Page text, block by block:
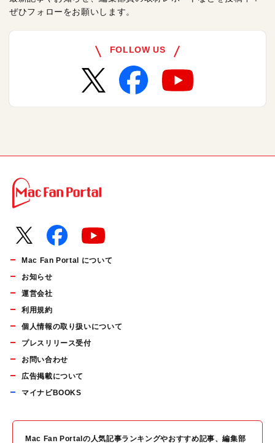
ぜひフォローをお願いします。
FOLLOW US
Mac Fan Portal について
お知らせ
運営会社
利用規約
個人情報の取り扱いについて
プレスリリース受付
お問い合わせ
広告掲載について
マイナビBOOKS
Mac Fan Portalの人気記事ランキングやおすすめ記事、編集部